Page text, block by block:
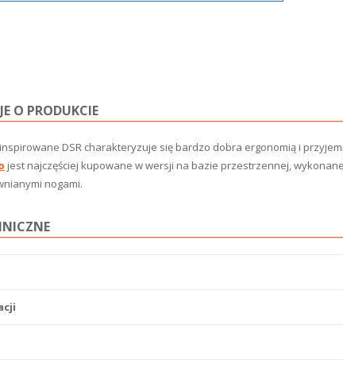
O PRODUKCIE
inspirowane DSR charakteryzuje się bardzo dobra ergonomią i
jest najczęściej kupowane w wersji na bazie przestrzennej,
nogami.